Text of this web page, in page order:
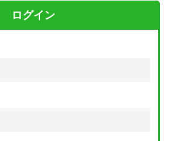
ログイン